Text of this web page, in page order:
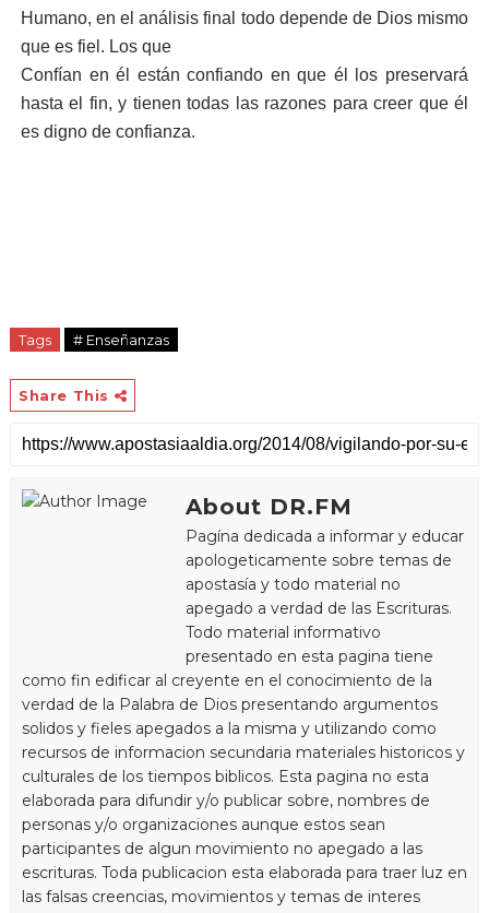
Humano, en el análisis final todo depende de Dios mismo
que es fiel. Los que
Confían en él están confiando en que él los preservará
hasta el fin, y tienen todas las razones para creer que él
es digno de confianza.
Tags # Enseñanzas
Share This
About DR.FM
Pagína dedicada a informar y educar
apologeticamente sobre temas de
apostasía y todo material no
apegado a verdad de las Escrituras.
Todo material informativo
presentado en esta pagina tiene
como fin edificar al creyente en el conocimiento de la
verdad de la Palabra de Dios presentando argumentos
solidos y fieles apegados a la misma y utilizando como
recursos de informacion secundaria materiales historicos y
culturales de los tiempos biblicos. Esta pagina no esta
elaborada para difundir y/o publicar sobre, nombres de
personas y/o organizaciones aunque estos sean
participantes de algun movimiento no apegado a las
escrituras. Toda publicacion esta elaborada para traer luz en
las falsas creencias, movimientos y temas de interes